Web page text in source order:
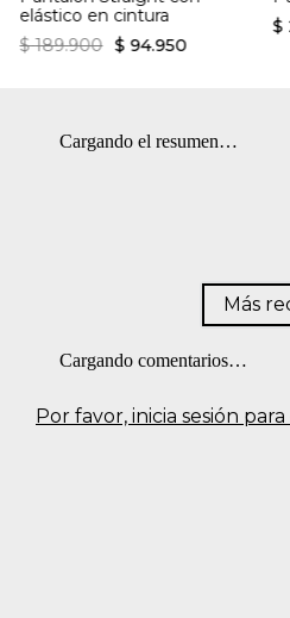
elástico en cintura
$ 189.900 $ 94.950
$
Cargando el resumen…
Por favor, inicia sesión
Más
Cargando comentarios…